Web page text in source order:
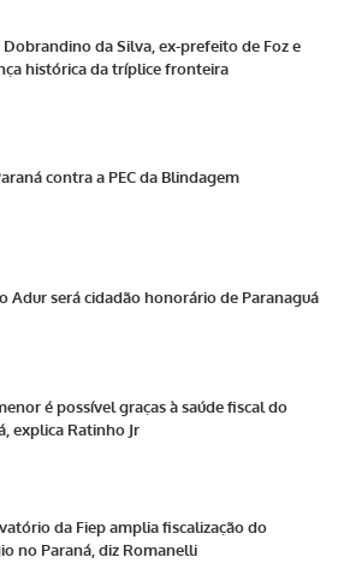
da Silva, ex-prefeito de Foz e
histórica da tríplice fronteira
contra a PEC da Blindagem
Adur será cidadão honorário de Paranaguá
é possível graças à saúde fiscal do
explica Ratinho Jr
da Fiep amplia fiscalização do
no Paraná, diz Romanelli